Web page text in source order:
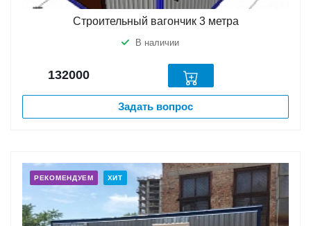
Строительный вагончик 3 метра
В наличии
132000
Задать вопрос
РЕКОМЕНДУЕМ ХИТ